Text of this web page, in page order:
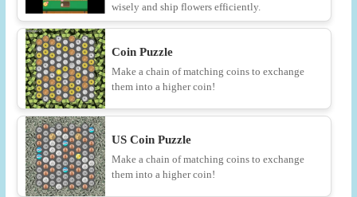
wisely and ship flowers efficiently.
Coin Puzzle
Make a chain of matching coins to exchange
them into a higher coin!
US Coin Puzzle
Make a chain of matching coins to exchange
them into a higher coin!